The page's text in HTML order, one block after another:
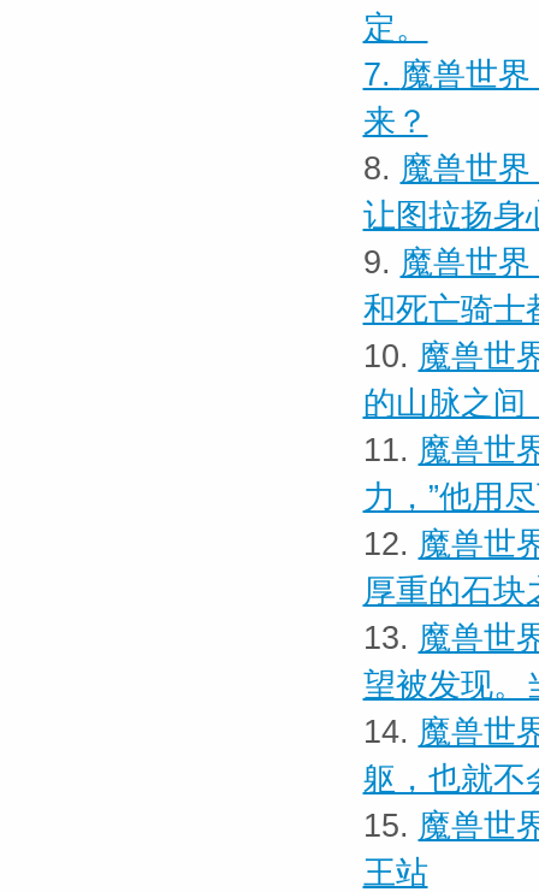
定。
7. 魔兽世
来？
8. 魔兽世
让图拉扬身
9. 魔兽世
和死亡骑士
10. 魔兽世
的山脉之间
11. 魔兽世
力，”他用
12. 魔兽世
厚重的石块
13. 魔兽世
望被发现。
14. 魔兽世
躯，也就不
15. 魔兽世
王站